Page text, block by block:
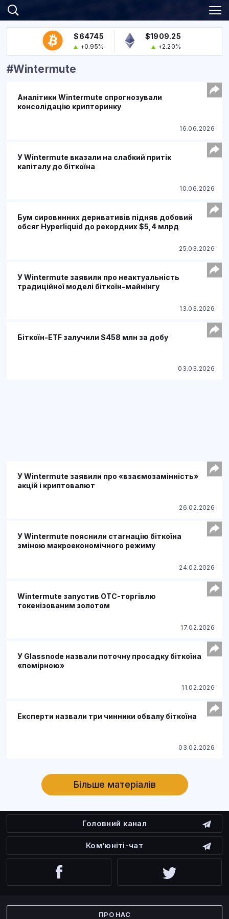
$64745
+0.95%
$1909.25
+2.20%
#Wintermute
Аналітики Wintermute спрогнозували
консолідацію крипторинку
16.06.2026
У Wintermute вказали на слабкий притік
капіталу до біткоїна
10.06.2026
Бум сировинних деривативів підняв добовий
обсяг Hyperliquid до рекордних $5,4 млрд
25.03.2026
У Wintermute заявили про неактуальність
традиційної моделі біткоїн-майнінгу
13.03.2026
Біткоїн-ETF залучили $458 млн за добу
03.03.2026
У Wintermute заявили про «взаємозамінність»
акцій і криптовалют
26.02.2026
У Wintermute пояснили стагнацію біткоїна
зміною макроекономічного режиму
24.02.2026
Wintermute запустив OTC-торгівлю
токенізованим золотом
17.02.2026
У Glassnode назвали поточну просадку біткоїна
«помірною»
11.02.2026
Експерти назвали три чинники обвалу біткоїна
03.02.2026
Більше матеріалів
Головний канал
Ком’юніті-чат
ПРО НАС